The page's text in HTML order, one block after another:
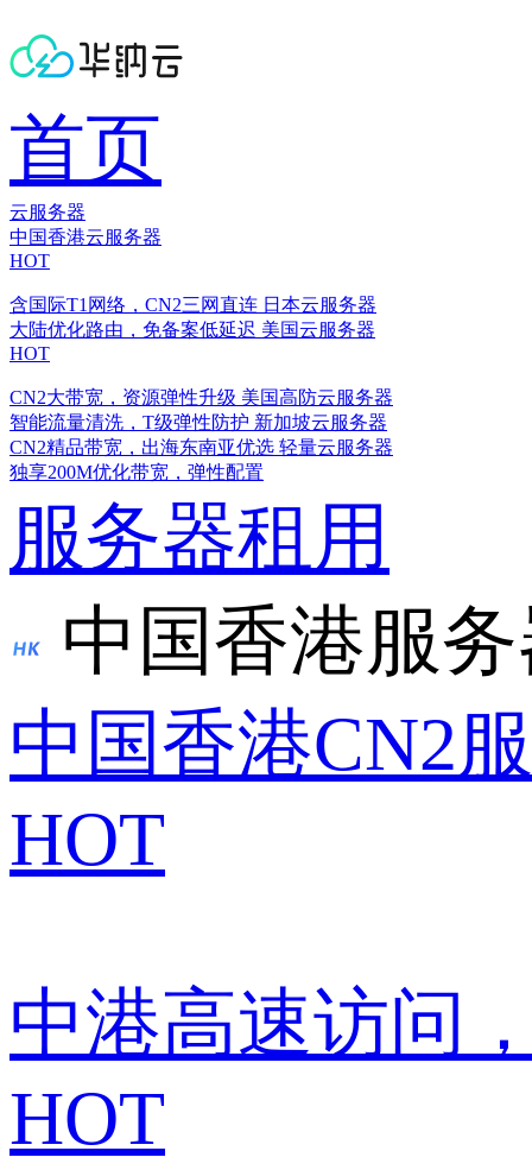
首页
云服务器
中国香港云服务器
HOT
含国际T1网络，CN2三网直连 日本云服务器
大陆优化路由，免备案低延迟 美国云服务器
HOT
CN2大带宽，资源弹性升级 美国高防云服务器
智能流量清洗，T级弹性防护 新加坡云服务器
CN2精品带宽，出海东南亚优选 轻量云服务器
独享200M优化带宽，弹性配置
服务器租用
中国香港服
中国香港CN2
HOT
中港高速访问
HOT